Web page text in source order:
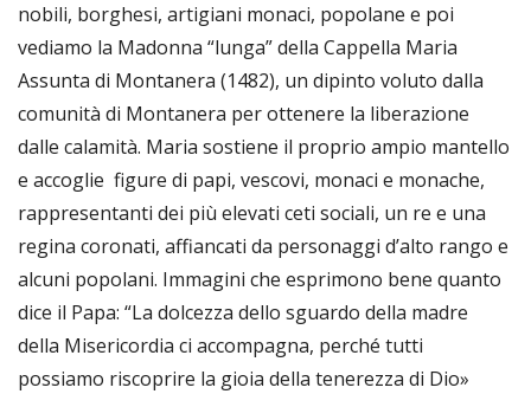
nobili, borghesi, artigiani monaci, popolane e poi
vediamo la Madonna “lunga” della Cappella Maria
Assunta di Montanera (1482), un dipinto voluto dalla
comunità di Montanera per ottenere la liberazione
dalle calamità. Maria sostiene il proprio ampio mantello
e accoglie figure di papi, vescovi, monaci e monache,
rappresentanti dei più elevati ceti sociali, un re e una
regina coronati, affiancati da personaggi d’alto rango e
alcuni popolani. Immagini che esprimono bene quanto
dice il Papa: “La dolcezza dello sguardo della madre
della Misericordia ci accompagna, perché tutti
possiamo riscoprire la gioia della tenerezza di Dio»